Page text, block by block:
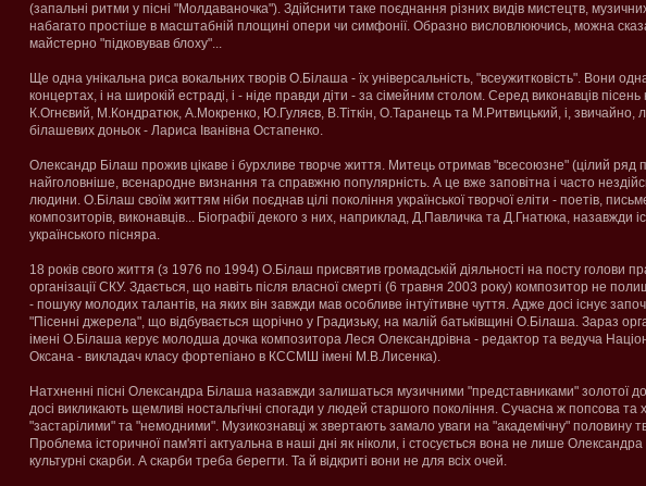
(запальні ритми у пісні "Молдаваночка"). Здійснити таке поєднання різних видів мистецтв,
набагато простіше в масштабній площині опери чи симфонії. Образно висловлюючись, можна
майстерно "підковував блоху"...
Ще одна унікальна риса вокальних творів О.Білаша - їх універсальність, "всеужитковість". Вони
концертах, і на широкій естраді, і - ніде правди діти - за сімейним столом. Серед виконавців
К.Огнєвий, М.Кондратюк, А.Мокренко, Ю.Гуляєв, В.Тіткін, О.Таранець та М.Ритвицький, і,
білашевих доньок - Лариса Іванівна Остапенко.
Олександр Білаш прожив цікаве і бурхливе творче життя. Митець отримав "всесоюзне" (цілий ряд
найголовніше, всенародне визнання та справжню популярність. А це вже заповітна і часто
людини. О.Білаш своїм життям ніби поєднав цілі покоління української творчої еліти - поетів,
композиторів, виконавців... Біографії декого з них, наприклад, Д.Павличка та Д.Гнатюка, назавжди
українського пісняра.
18 років свого життя (з 1976 по 1994) О.Білаш присвятив громадській діяльності на посту голови
організації СКУ. Здається, що навіть після власної смерті (6 травня 2003 року) композитор не
- пошуку молодих талантів, на яких він завжди мав особливе інтуїтивне чуття. Адже досі існує
"Пісенні джерела", що відбувається щорічно у Градизьку, на малій батьківщині О.Білаша. Зараз
імені О.Білаша керує молодша дочка композитора Леся Олександрівна - редактор та ведуча
Оксана - викладач класу фортепіано в КССМШ імені М.В.Лисенка).
Натхненні пісні Олександра Білаша назавжди залишаться музичними "представниками" золотої
досі викликають щемливі ностальгічні спогади у людей старшого покоління. Сучасна ж попсова та
"застарілими" та "немодними". Музикознавці ж звертають замало уваги на "академічну" половину
Проблема історичної пам'яті актуальна в наші дні як ніколи, і стосується вона не лише
культурні скарби. А скарби треба берегти. Та й відкриті вони не для всіх очей.